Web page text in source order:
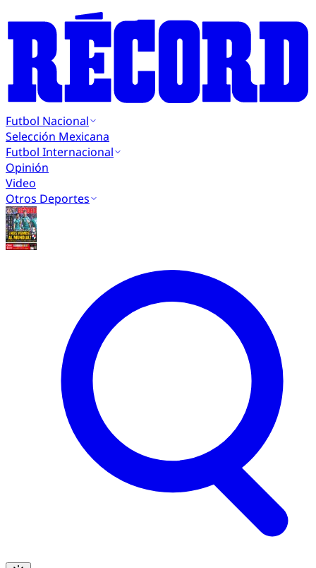
Futbol Nacional
Selección Mexicana
Futbol Internacional
Opinión
Video
Otros Deportes